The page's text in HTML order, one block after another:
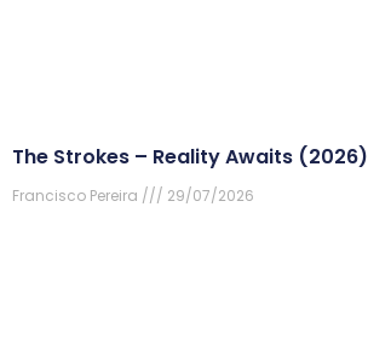
The Strokes – Reality Awaits (2026)
Francisco Pereira 29/07/2026